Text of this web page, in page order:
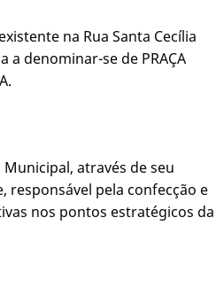
na Rua Santa Cecília
a denominar-se de PRAÇA
através de seu
responsável pela confecção e
nos pontos estratégicos da